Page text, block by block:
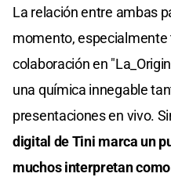
La relación entre ambas
momento,
colaboración en
una química innegable
presentaciones en vivo.
digital de Tini marca un
muchos interpretan